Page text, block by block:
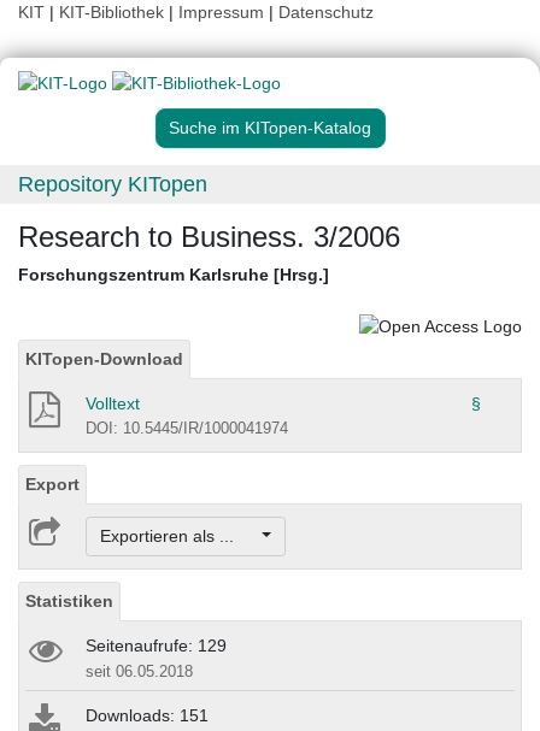
KIT | KIT-Bibliothek | Impressum | Datenschutz
Suche im KITopen-Katalog
Repository KITopen
Research to Business. 3/2006
Forschungszentrum Karlsruhe [Hrsg.]
KITopen-Download
Volltext §
DOI: 10.5445/IR/1000041974
Export
Exportieren als ...
Statistiken
Seitenaufrufe: 129
seit 06.05.2018
Downloads: 151